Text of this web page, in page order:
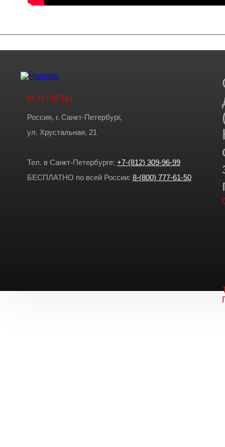
КОНТАКТЫ
Россия, г. Санкт-Петербург,
ул. Хрустальная, 21
Тел. в Санкт-Петербурге: +7-(812) 309-96-99
БЕСПЛАТНО по всей России: 8-(800) 777-61-50